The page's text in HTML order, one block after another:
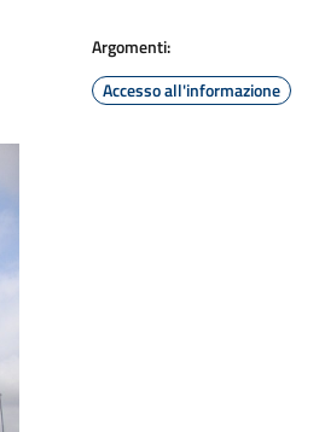
Argomenti:
Accesso all'informazione